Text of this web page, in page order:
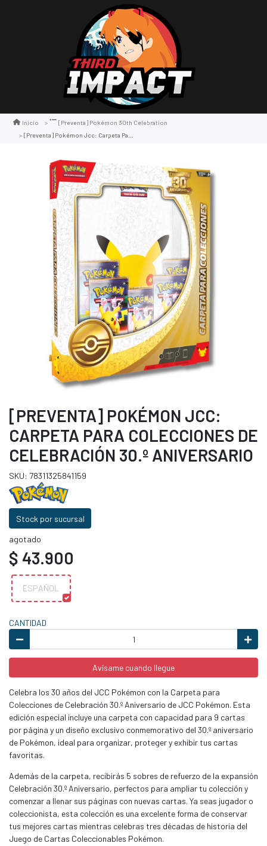
Inicio
[preventa] Pokémon 30th Celebration
[preventa] Pokémon Jcc: Carpeta Para Colecciones De Celebración 30.º Aniversario
[PREVENTA] POKÉMON JCC:
CARPETA PARA COLECCIONES DE
CELEBRACIÓN 30.º ANIVERSARIO
SKU: 78311325841159
Stock por sucursal
agotado
$ 43.900
ESPAÑOL
CANTIDAD
Avísame cuando llegue
Celebra los 30 años del JCC Pokémon con la Carpeta para
Colecciones de Celebración 30.º Aniversario de JCC Pokémon. Esta
edición especial incluye una carpeta con capacidad para 9 cartas
por página y un diseño exclusivo conmemorativo del 30.º aniversario
de Pokémon, ideal para organizar, proteger y exhibir tus cartas
favoritas.
Además de la carpeta, recibirás 5 sobres de refuerzo de la expansión
Celebración 30.º Aniversario, perfectos para ampliar tu colección y
comenzar a llenar sus páginas con nuevas cartas. Ya seas jugador o
coleccionista, esta colección es una excelente forma de conservar
tus mejores cartas mientras celebras tres décadas de historia del
Juego de Cartas Coleccionables Pokémon.